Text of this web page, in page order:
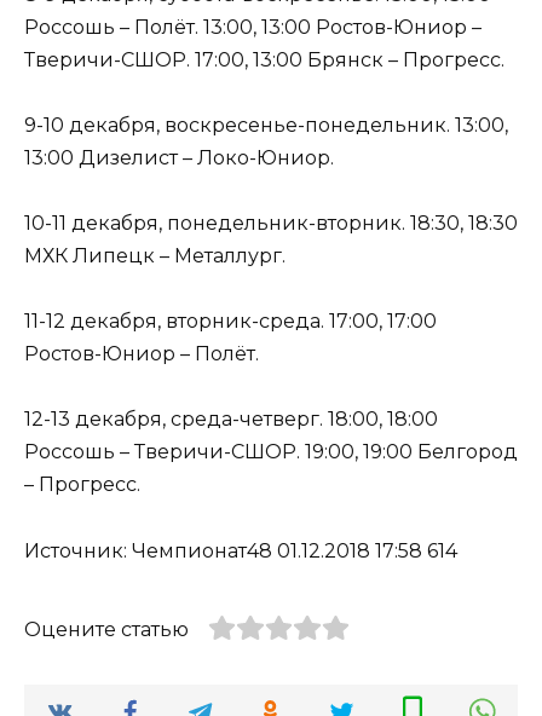
Россошь – Полёт. 13:00, 13:00 Ростов-Юниор –
Тверичи-СШОР. 17:00, 13:00 Брянск – Прогресс.
9-10 декабря, воскресенье-понедельник. 13:00,
13:00 Дизелист – Локо-Юниор.
10-11 декабря, понедельник-вторник. 18:30, 18:30
МХК Липецк – Металлург.
11-12 декабря, вторник-среда. 17:00, 17:00
Ростов-Юниор – Полёт.
12-13 декабря, среда-четверг. 18:00, 18:00
Россошь – Тверичи-СШОР. 19:00, 19:00 Белгород
– Прогресс.
Источник: Чемпионат48 01.12.2018 17:58 614
Оцените статью